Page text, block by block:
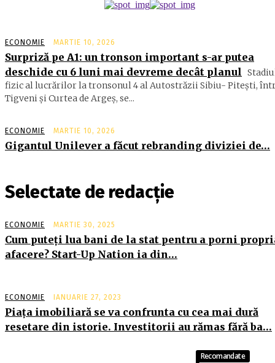
ECONOMIE MARTIE 10, 2026
Surpriză pe A1: un tronson important s-ar putea
deschide cu 6 luni mai devreme decât planul
fizic al lucrărilor la tronsonul 4 al Autostrăzii Sibiu- Piteşti,
Tigveni şi Curtea de Argeş, se...
ECONOMIE MARTIE 10, 2026
Gigantul Unilever a făcut rebranding diviziei de…
Selectate de redacție
ECONOMIE MARTIE 30, 2025
Cum puteţi lua bani de la stat pentru a porni
afacere? Start-Up Nation ia din…
ECONOMIE IANUARIE 27, 2023
Piaţa imobiliară se va confrunta cu cea mai dură
resetare din istorie. Investitorii au rămas fără ba…
Recomandate